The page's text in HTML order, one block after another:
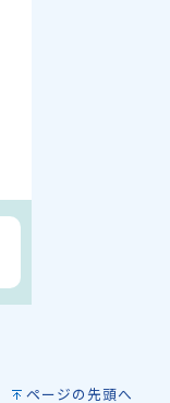
ページの先頭へ